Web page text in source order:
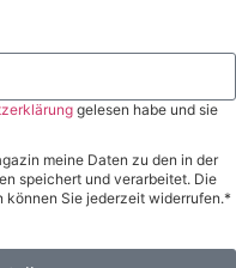
gelesen habe und sie
meine Daten zu den in der
speichert und verarbeitet. Die
können Sie jederzeit widerrufen.*